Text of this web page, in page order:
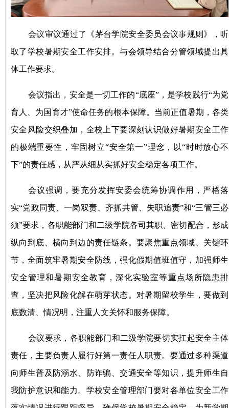
会议审议通过了 《茅台学院安全委员会议事规则》 ， 听
取了学校暑期安全工作安排。与会领导结合分管领域提出具
体工作要求。
会议指出 ， 安全是一切工作的“底座”， 是学校践行“为党
育人、为国育才”使命任务的根本保障。 当前正值暑期，各类
安全风险交织叠加，全校上下要深刻认识做好暑期安全工作
的极端重要性，牢固树立“安全第一”理念，以“时时放心不
下”的责任感，从严从细从实抓好安全稳定各项工作。
会议强调，要充分发挥安委会统筹协调作用，严格落
实“党政同责、一岗双责、齐抓共管、失职追责”和“三管三必
须”要求，各职能部门和二级学院各司其职、密切配合，形成
纵向到底、横向到边的责任链条 。要聚焦重点领域、关键环
节，全面筑牢暑期安全防线 ，强化假期值班值守，加强师生
安全管理和暑期安全教育，深化实验室等重点场所隐患排
查，坚决把风险化解在萌芽状态。 对暑期留校学生，要做到
底数清、情况明， 注重人文关怀和服务保障。
会议要求 ， 各职能部门和二级学院要切实扛起安全主体
责任，主要负责人履行好第一责任人职责。 要通过多种渠道
向师生普及防溺水、防诈骗、交通安全等知识，提升师生自
我防护意识和能力。学校安全管理部门要对各单位安全工作